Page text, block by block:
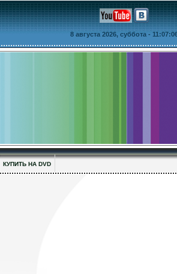
8 августа 2026, суббота -
КУПИТЬ НА DVD